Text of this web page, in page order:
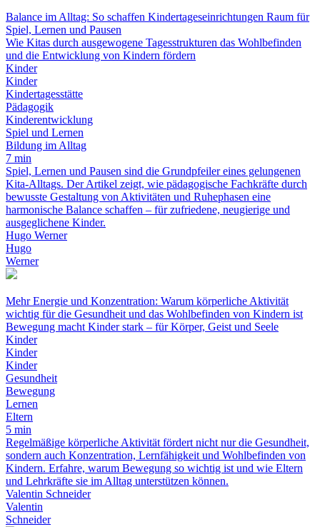
Balance im Alltag: So schaffen Kindertageseinrichtungen Raum für
Spiel, Lernen und Pausen
Wie Kitas durch ausgewogene Tagesstrukturen das Wohlbefinden
und die Entwicklung von Kindern fördern
Kinder
Kinder
Kindertagesstätte
Pädagogik
Kinderentwicklung
Spiel und Lernen
Bildung im Alltag
7 min
Spiel, Lernen und Pausen sind die Grundpfeiler eines gelungenen
Kita-Alltags. Der Artikel zeigt, wie pädagogische Fachkräfte durch
bewusste Gestaltung von Aktivitäten und Ruhephasen eine
harmonische Balance schaffen – für zufriedene, neugierige und
ausgeglichene Kinder.
Hugo Werner
Hugo
Werner
Mehr Energie und Konzentration: Warum körperliche Aktivität
wichtig für die Gesundheit und das Wohlbefinden von Kindern ist
Bewegung macht Kinder stark – für Körper, Geist und Seele
Kinder
Kinder
Kinder
Gesundheit
Bewegung
Lernen
Eltern
5 min
Regelmäßige körperliche Aktivität fördert nicht nur die Gesundheit,
sondern auch Konzentration, Lernfähigkeit und Wohlbefinden von
Kindern. Erfahre, warum Bewegung so wichtig ist und wie Eltern
und Lehrkräfte sie im Alltag unterstützen können.
Valentin Schneider
Valentin
Schneider